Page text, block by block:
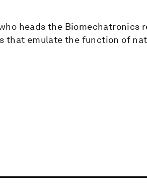
heads the Biomechatronics
that emulate the function of